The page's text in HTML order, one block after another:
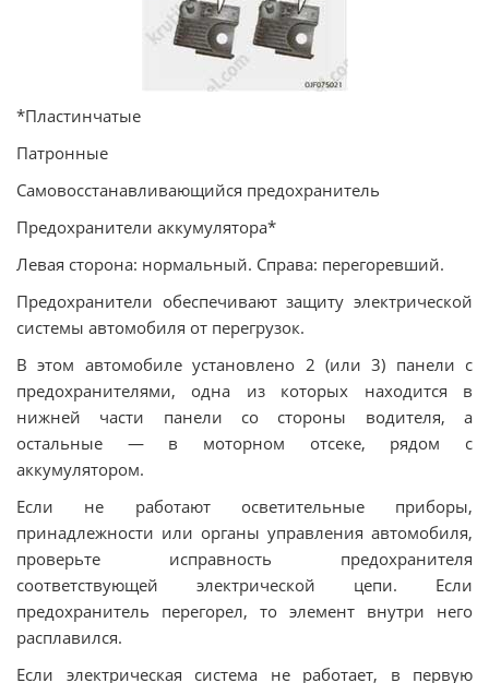
*Пластинчатые
Патронные
Самовосстанавливающийся предохранитель
Предохранители аккумулятора*
Левая сторона: нормальный. Справа: перегоревший.
Предохранители обеспечивают защиту электрической
системы автомобиля от перегрузок.
В этом автомобиле установлено 2 (или 3) панели с
предохранителями, одна из которых находится в
нижней части панели со стороны водителя, а
остальные — в моторном отсеке, рядом с
аккумулятором.
Если не работают осветительные приборы,
принадлежности или органы управления автомобиля,
проверьте исправность предохранителя
соответствующей электрической цепи. Если
предохранитель перегорел, то элемент внутри него
расплавился.
Если электрическая система не работает, в первую